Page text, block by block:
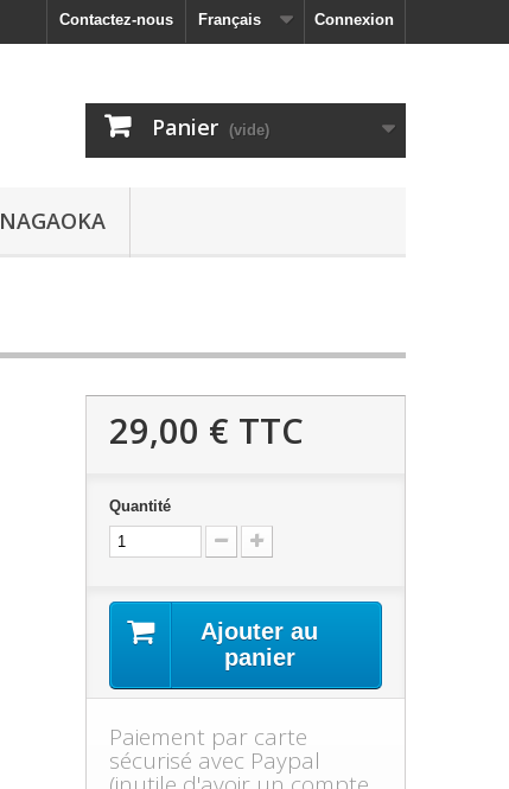
Connexion
Français
Contactez-nous
Panier (vide)
NAGAOKA
29,00 € TTC
Quantité
Ajouter au
panier
Paiement par carte
sécurisé avec Paypal